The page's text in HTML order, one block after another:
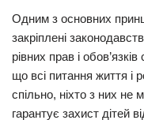
Одним з основних
закріплені
рівних прав і
що всі питання життя і
спільно, ніхто з них
гарантує захист дітей